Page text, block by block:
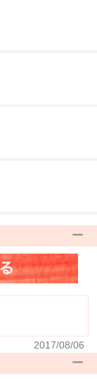
2017/08/06